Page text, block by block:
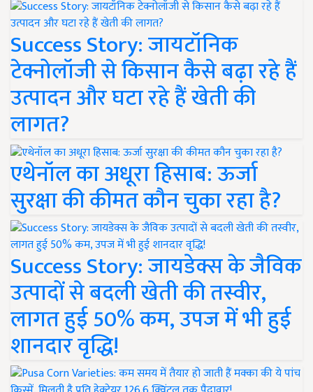
Success Story: जायटॉनिक
टेक्नोलॉजी से किसान कैसे बढ़ा रहे हैं
उत्पादन और घटा रहे हैं खेती की
लागत?
एथेनॉल का अधूरा हिसाब: ऊर्जा
सुरक्षा की कीमत कौन चुका रहा है?
Success Story: जायडेक्स के जैविक
उत्पादों से बदली खेती की तस्वीर,
लागत हुई 50% कम, उपज में भी हुई
शानदार वृद्धि!